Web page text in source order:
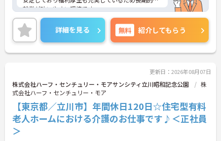
就業が叶いやすい環境です。
また、キャリアパス制度が整っているので、経験が
浅い方・ブランクがある方も高い目標をもって仕事
に取り組んでいただけます◎
ご興味ある方には、面接対策ポイントなど、さらに
詳細をお話しいたしますのでお気軽にご相談くださ
詳細を見る 無料 紹介してもらう
更新日：2026年08月07日
株式会社ハーフ・センチュリー・モアサンシティ立川昭和記念公園
株
式会社ハーフ・センチュリー・モア
【東京都／立川市】年間休日120日☆住宅型有料
老人ホームにおける介護のお仕事です♪＜正社員
＞